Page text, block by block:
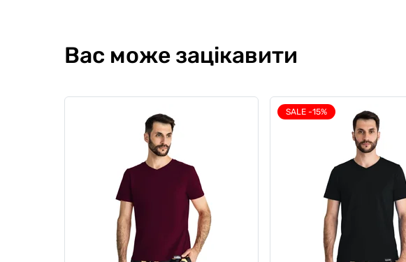
Комплект чоловічий Honey Resort
4615 грн
3923 грн
Комплект трусів Slips
1510 грн
1323 грн
Вас може зацікавити
SALE -15%